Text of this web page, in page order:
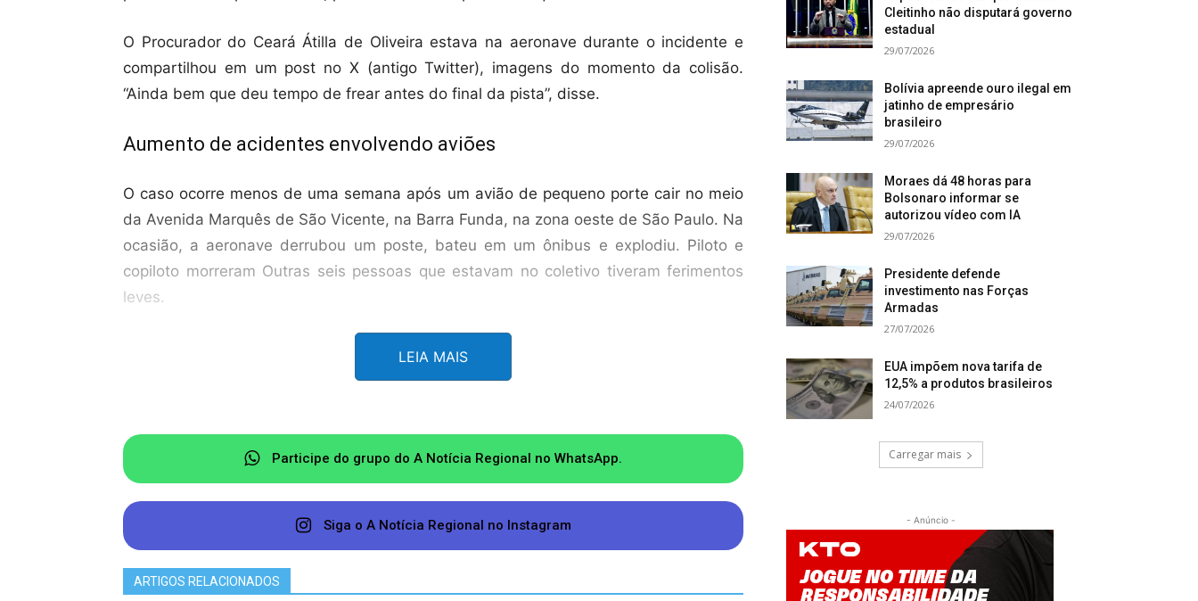
O Procurador do Ceará Átilla de Oliveira estava na aeronave durante o incidente e
compartilhou em um post no X (antigo Twitter), imagens do momento da colisão.
“Ainda bem que deu tempo de frear antes do final da pista”, disse.
Aumento de acidentes envolvendo aviões
O caso ocorre menos de uma semana após um avião de pequeno porte cair no meio
da Avenida Marquês de São Vicente, na Barra Funda, na zona oeste de São Paulo. Na
ocasião, a aeronave derrubou um poste, bateu em um ônibus e explodiu. Piloto e
copiloto morreram Outras seis pessoas que estavam no coletivo tiveram ferimentos
leves.
Especialistas dizem ser difícil apontar apenas uma tendência por trás da alta no
número de acidentes envolvendo aviões.
Uma possível explicação se dá por meio da combinação de fatores, entre elas estão o
maior número de voos, as mudanças climáticas e o grande volume de registros por
câmeras e de disseminação de imagens em redes sociais, elevando a percepção de
LEIA MAIS
Participe do grupo do A Notícia Regional no WhatsApp.
Siga o A Notícia Regional no Instagram
ARTIGOS RELACIONADOS
Cleitinho não disputará governo
estadual
29/07/2026
Bolívia apreende ouro ilegal em
jatinho de empresário
brasileiro
29/07/2026
Moraes dá 48 horas para
Bolsonaro informar se
autorizou vídeo com IA
29/07/2026
Presidente defende
investimento nas Forças
Armadas
27/07/2026
EUA impõem nova tarifa de
12,5% a produtos brasileiros
24/07/2026
Carregar mais
- Anúncio -